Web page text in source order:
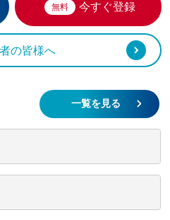
無料 今すぐ登録
の皆様へ
一覧を見る